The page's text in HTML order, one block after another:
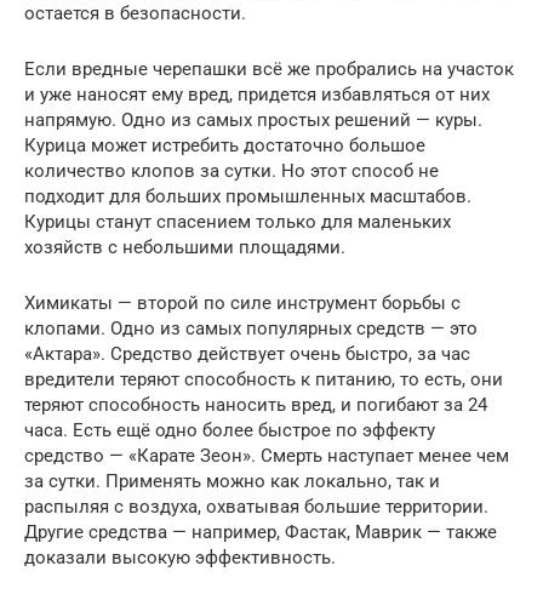
остается в безопасности.
Если вредные черепашки всё же пробрались на участок
и уже наносят ему вред, придется избавляться от них
напрямую. Одно из самых простых решений — куры.
Курица может истребить достаточно большое
количество клопов за сутки. Но этот способ не
подходит для больших промышленных масштабов.
Курицы станут спасением только для маленьких
хозяйств с небольшими площадями.
Химикаты — второй по силе инструмент борьбы с
клопами. Одно из самых популярных средств — это
«Актара». Средство действует очень быстро, за час
вредители теряют способность к питанию, то есть, они
теряют способность наносить вред, и погибают за 24
часа. Есть ещё одно более быстрое по эффекту
средство — «Карате Зеон». Смерть наступает менее чем
за сутки. Применять можно как локально, так и
распыляя с воздуха, охватывая большие территории.
Другие средства — например, Фастак, Маврик — также
доказали высокую эффективность.